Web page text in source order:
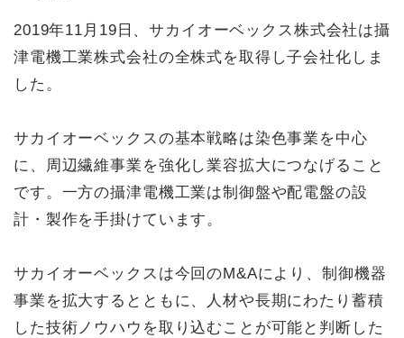
2019年11月19日、サカイオーベックス株式会社は攝
津電機工業株式会社の全株式を取得し子会社化しま
した。
サカイオーベックスの基本戦略は染色事業を中心
に、周辺繊維事業を強化し業容拡大につなげること
です。一方の攝津電機工業は制御盤や配電盤の設
計・製作を手掛けています。
サカイオーベックスは今回のM&Aにより、制御機器
事業を拡大するとともに、人材や長期にわたり蓄積
した技術ノウハウを取り込むことが可能と判断した